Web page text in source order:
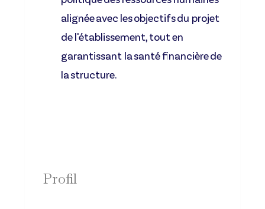
alignée avec les objectifs du projet
de l'établissement, tout en
garantissant la santé financière de
la structure.
Profil